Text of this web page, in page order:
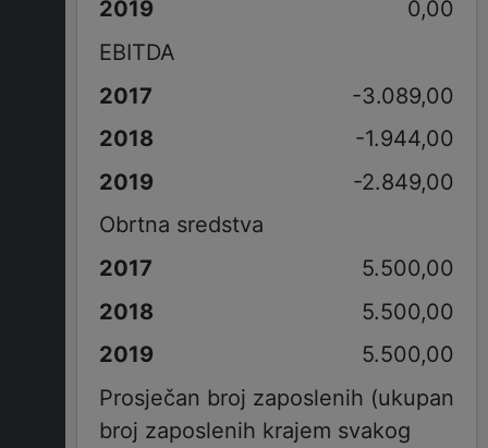
0,00
EBITDA
-3.089,00
-1.944,00
-2.849,00
Obrtna sredstva
5.500,00
5.500,00
5.500,00
Prosječan broj zaposlenih (ukupan
broj zaposlenih krajem svakog